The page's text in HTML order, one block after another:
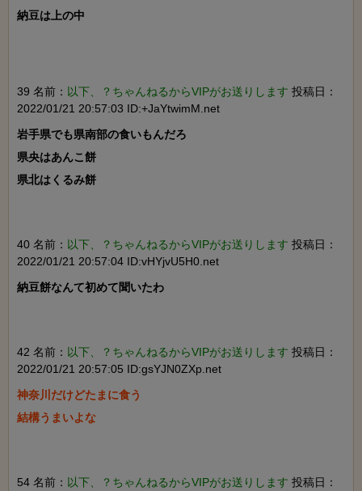
納豆は上の中
39 名前： 以下、？ちゃんねるからVIPがお送りします 投稿日：
2022/01/21 20:57:03 ID:+JaYtwimM.net
岩手県でも県南部の食いもんだろ
県央はあんこ餅
県北はくるみ餅
40 名前： 以下、？ちゃんねるからVIPがお送りします 投稿日：
2022/01/21 20:57:04 ID:vHYjvU5H0.net
納豆餅なんて初めて聞いたわ
42 名前： 以下、？ちゃんねるからVIPがお送りします 投稿日：
2022/01/21 20:57:05 ID:gsYJN0ZXp.net
神奈川だけどたまに食う
結構うまいよな
54 名前： 以下、？ちゃんねるからVIPがお送りします 投稿日：